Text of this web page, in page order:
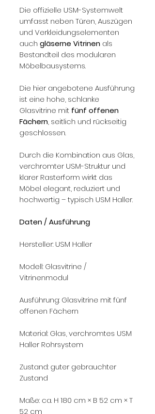
Die offizielle USM-Systemwelt
umfasst neben Türen, Auszügen
und Verkleidungselementen
auch gläserne Vitrinen als
Bestandteil des modularen
Möbelbausystems.
Die hier angebotene Ausführung
ist eine hohe, schlanke
Glasvitrine mit fünf offenen
Fächern, seitlich und rückseitig
geschlossen.
Durch die Kombination aus Glas,
verchromter USM-Struktur und
klarer Rasterform wirkt das
Möbel elegant, reduziert und
hochwertig – typisch USM Haller.
Daten / Ausführung
Hersteller: USM Haller
Modell: Glasvitrine /
Vitrinenmodul
Ausführung: Glasvitrine mit fünf
offenen Fächern
Material: Glas, verchromtes USM
Haller Rohrsystem
Zustand: guter gebrauchter
Zustand
Maße: ca. H 180 cm × B 52 cm × T
52 cm